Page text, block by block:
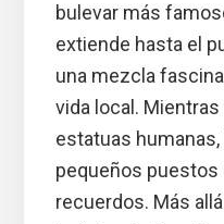
bulevar más
extiende hasta el
una mezcla
vida local.
estatuas
pequeños puestos
recuerdos. Más